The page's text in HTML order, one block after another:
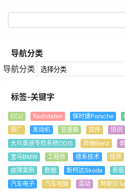
导航分类
导航分类
标签-关键字
ECU flashdaten 保时捷Porsche
原厂
发动机 变速箱 固件 培训
大众奥迪专检系统ODIS
奔驰Benz
宝马BMW
工程师 德系技术 技师
故障案例
数据 斯柯达Skoda 新
汽车电子
汽车电脑 混动 特斯拉